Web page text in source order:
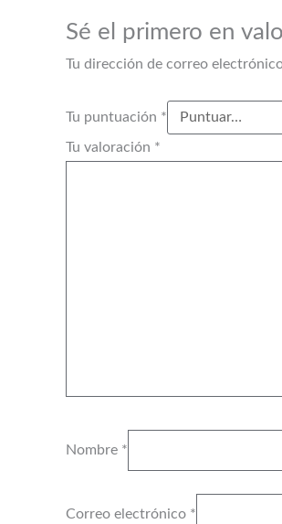
Sé el primero en
Tu dirección de correo
Tu puntuación *
Tu valoración *
Nombre *
Correo electrónico *